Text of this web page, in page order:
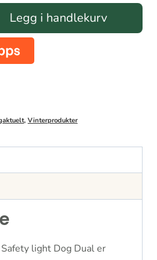
Legg i handlekurv
, Vinterprodukter
light Dog Dual er